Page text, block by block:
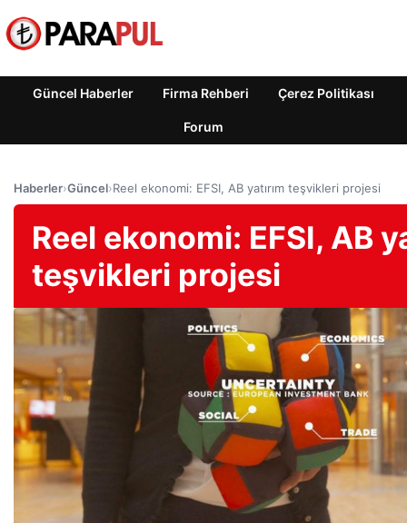
Güncel Haberler Firma Rehberi Çerez Politikası
Forum
Haberler›Güncel›Reel ekonomi: EFSI, AB yatırım teşvikleri projesi
Reel ekonomi: EFSI, AB
teşvikleri projesi